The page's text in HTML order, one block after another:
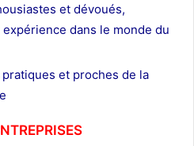
et dévoués,
dans le monde du
et proches de la